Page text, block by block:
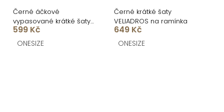
Černé áčkové
vypasované krátké šaty
UTARALY
599 Kč
ONESIZE
Černé krátké šaty
VELIADROS na ramínka
649 Kč
ONESIZE